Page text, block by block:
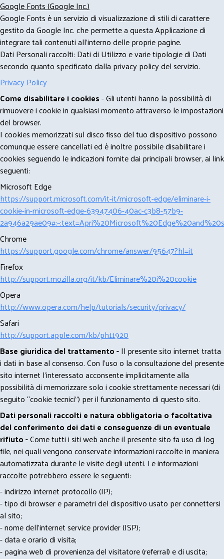
Google Fonts (Google Inc.)
Google Fonts è un servizio di visualizzazione di stili di carattere
gestito da Google Inc. che permette a questa Applicazione di
integrare tali contenuti all'interno delle proprie pagine.
Dati Personali raccolti: Dati di Utilizzo e varie tipologie di Dati
secondo quanto specificato dalla privacy policy del servizio.
Privacy Policy
Come disabilitare i cookies- Gli utenti hanno la possibilità di
rimuovere i cookie in qualsiasi momento attraverso le impostazioni
del browser.
I cookies memorizzati sul disco fisso del tuo dispositivo possono
comunque essere cancellati ed è inoltre possibile disabilitare i
cookies seguendo le indicazioni fornite dai principali browser, ai link
seguenti:
Microsoft Edge
https://support.microsoft.com/it-it/microsoft-edge/eliminare-i-
cookie-in-microsoft-edge-63947406-40ac-c3b8-57b9-
Chrome
https://support.google.com/chrome/answer/95647?hl=it
Firefox
http://support.mozilla.org/it/kb/Eliminare%20i%20cookie
Opera
http://www.opera.com/help/tutorials/security/privacy/
Safari
http://support.apple.com/kb/ph11920
Base giuridica del trattamento -Il presente sito internet tratta
i dati in base al consenso. Con l'uso o la consultazione del presente
sito internet l’interessato acconsente implicitamente alla
possibilità di memorizzare solo i cookie strettamente necessari (di
seguito “cookie tecnici”) per il funzionamento di questo sito.
Dati personali raccolti e natura obbligatoria o facoltativa
del conferimento dei dati e conseguenze di un eventuale
rifiuto -Come tutti i siti web anche il presente sito fa uso di log
file, nei quali vengono conservate informazioni raccolte in maniera
automatizzata durante le visite degli utenti. Le informazioni
raccolte potrebbero essere le seguenti:
- indirizzo internet protocollo (IP);
- tipo di browser e parametri del dispositivo usato per connettersi
al sito;
- nome dell'internet service provider (ISP);
- data e orario di visita;
- pagina web di provenienza del visitatore (referral) e di uscita;